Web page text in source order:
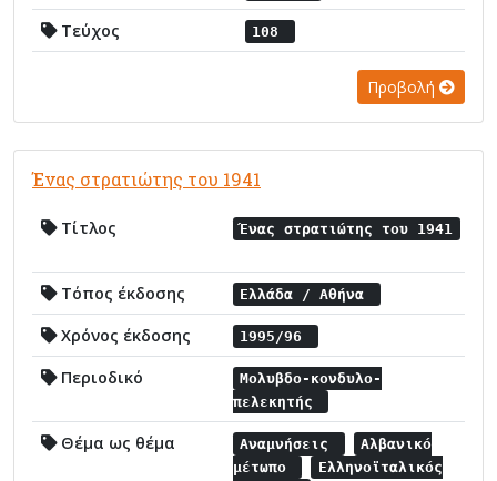
Τεύχος 108
Προβολή
Ένας στρατιώτης του 1941
Τίτλος Ένας στρατιώτης του 1941
Τόπος έκδοσης Ελλάδα / Αθήνα
Χρόνος έκδοσης 1995/96
Περιοδικό
Μολυβδο-κονδυλο-
πελεκητής
Θέμα ως θέμα Αναμνήσεις
Αλβανικό
μέτωπο
Ελληνοϊταλικός